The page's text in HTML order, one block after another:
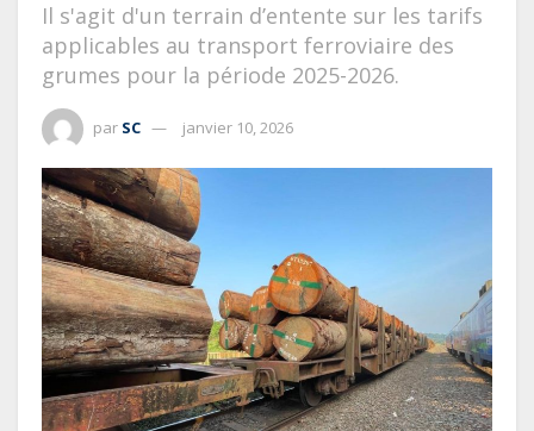
Il s'agit d'un terrain d’entente sur les tarifs
applicables au transport ferroviaire des
grumes pour la période 2025-2026.
par SC janvier 10, 2026